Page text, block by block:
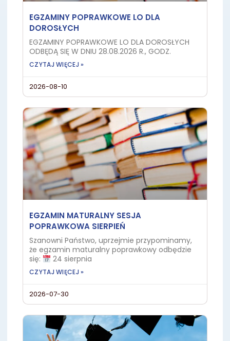
EGZAMINY POPRAWKOWE LO DLA
DOROSŁYCH
EGZAMINY POPRAWKOWE LO DLA DOROSŁYCH
ODBĘDĄ SIĘ W DNIU 28.08.2026 R., GODZ.
CZYTAJ WIĘCEJ »
2026-08-10
EGZAMIN MATURALNY SESJA
POPRAWKOWA SIERPIEŃ
Szanowni Państwo, uprzejmie przypominamy,
że egzamin maturalny poprawkowy odbędzie
się:
24 sierpnia
CZYTAJ WIĘCEJ »
2026-07-30